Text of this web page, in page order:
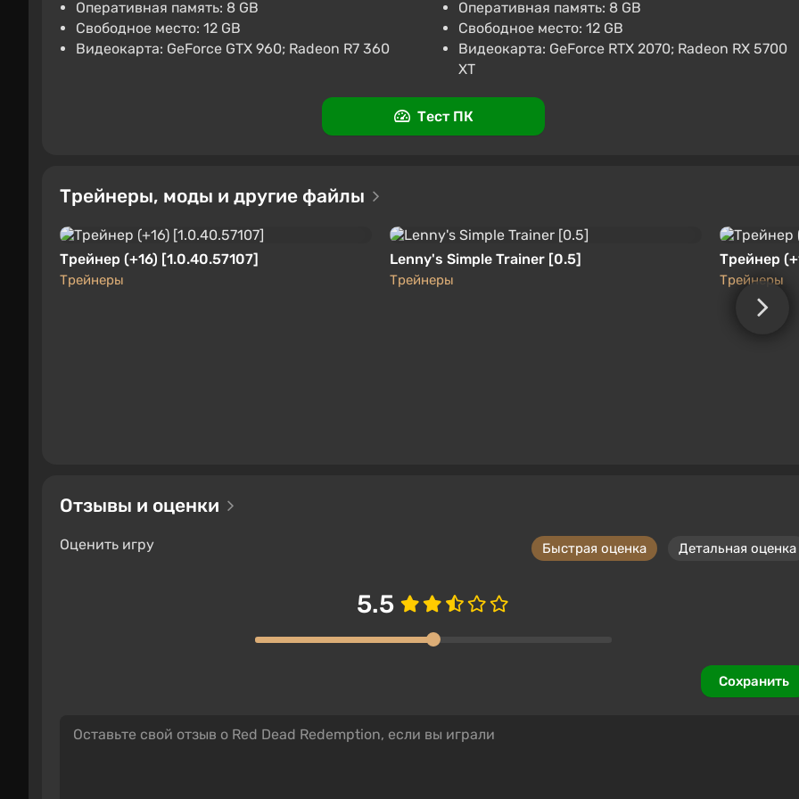
Red Dead Redemption (Nintendo Switch 2) [Europe] [Standard]
2058 ₽ -15% по промокоду SUMMER
4.3
Оперативная память: 8 GB
Свободное место: 12 GB
Видеокарта: GeForce GTX 960; Radeon R7 360
Оперативная память: 8 GB
Свободное место: 12 GB
Видеокарта: GeForce RTX 2070; Radeon RX 5700
XT
Тест ПК
Трейнеры, моды и другие файлы
Трейнер (+16) [1.0.40.57107]
Трейнеры
Lenny's Simple Trainer [0.5]
Трейнеры
Трейнер
Трейнеры
Отзывы и оценки
Оценить игру Быстрая оценка Детальная оценка
5.5
Сохранить